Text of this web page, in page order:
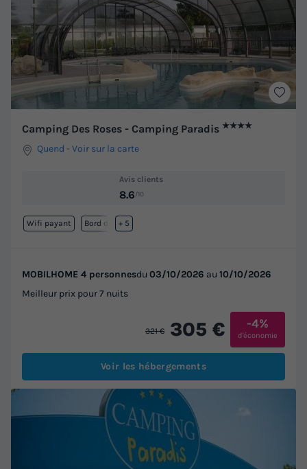
Camping Des Roses - Camping Paradis ★★★★
Quend -Voir sur la carte
Avis clients
8.6/10
Wifi payant Bord de mer
+ 5
MOBILHOME 4 personnesdu 03/10/2026 au 10/10/2026
Meilleur prix pour 7 nuits
321 € 305 € -4%
d'économie
Voir les hébergements